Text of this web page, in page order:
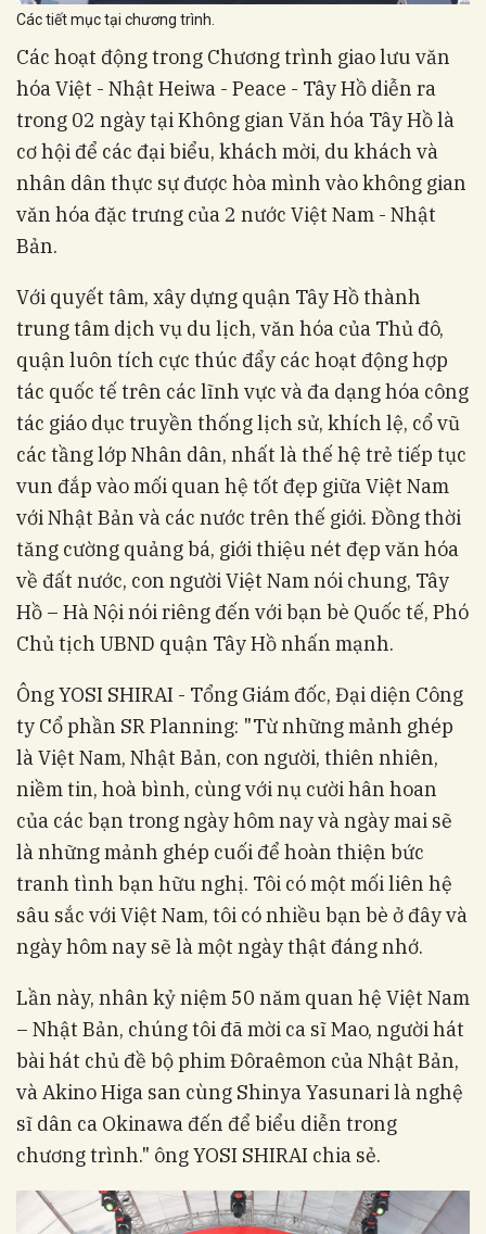
Các tiết mục tại chương trình.
Các hoạt động trong Chương trình giao lưu văn
hóa Việt - Nhật Heiwa - Peace - Tây Hồ diễn ra
trong 02 ngày tại Không gian Văn hóa Tây Hồ là
cơ hội để các đại biểu, khách mời, du khách và
nhân dân thực sự được hòa mình vào không gian
văn hóa đặc trưng của 2 nước Việt Nam - Nhật
Bản.
Với quyết tâm, xây dựng quận Tây Hồ thành
trung tâm dịch vụ du lịch, văn hóa của Thủ đô,
quận luôn tích cực thúc đẩy các hoạt động hợp
tác quốc tế trên các lĩnh vực và đa dạng hóa công
tác giáo dục truyền thống lịch sử, khích lệ, cổ vũ
các tầng lớp Nhân dân, nhất là thế hệ trẻ tiếp tục
vun đắp vào mối quan hệ tốt đẹp giữa Việt Nam
với Nhật Bản và các nước trên thế giới. Đồng thời
tăng cường quảng bá, giới thiệu nét đẹp văn hóa
về đất nước, con người Việt Nam nói chung, Tây
Hồ – Hà Nội nói riêng đến với bạn bè Quốc tế, Phó
Chủ tịch UBND quận Tây Hồ nhấn mạnh.
Ông YOSI SHIRAI - Tổng Giám đốc, Đại diện Công
ty Cổ phần SR Planning: "Từ những mảnh ghép
là Việt Nam, Nhật Bản, con người, thiên nhiên,
niềm tin, hoà bình, cùng với nụ cười hân hoan
của các bạn trong ngày hôm nay và ngày mai sẽ
là những mảnh ghép cuối để hoàn thiện bức
tranh tình bạn hữu nghị. Tôi có một mối liên hệ
sâu sắc với Việt Nam, tôi có nhiều bạn bè ở đây và
ngày hôm nay sẽ là một ngày thật đáng nhớ.
Lần này, nhân kỷ niệm 50 năm quan hệ Việt Nam
– Nhật Bản, chúng tôi đã mời ca sĩ Mao, người hát
bài hát chủ đề bộ phim Đôraêmon của Nhật Bản,
và Akino Higa san cùng Shinya Yasunari là nghệ
sĩ dân ca Okinawa đến để biểu diễn trong
chương trình." ông YOSI SHIRAI chia sẻ.